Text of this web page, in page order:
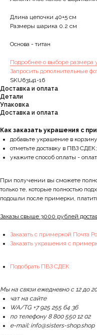
Длина цепочки 40+5 см
Размеры шарика 0.2 см
Основа - титан
Подробнее о выборе размера
Запросить дополнительные
SKU63141-16
Доставка и оплата
Детали
Упаковка
Доставка и оплата
Как заказать украшения с
добавьте украшение в
отметьте доставку в ПВЗ СДЕК;
укажите способ оплаты -
При получении вы сможете
только те, которые полностью
подошли после примерки,
Заказы свыше 3000 рублей
Заказать с примеркой Почта
Заказать украшения с
Подобрать ПВЗ СДЕК
Мы на связи ежедневно с 12 до
чат на сайте
WA/TG +7 925 255 64 36
по телефону 8 800 550 12 02
e-mail: info@sisters-shop.shop